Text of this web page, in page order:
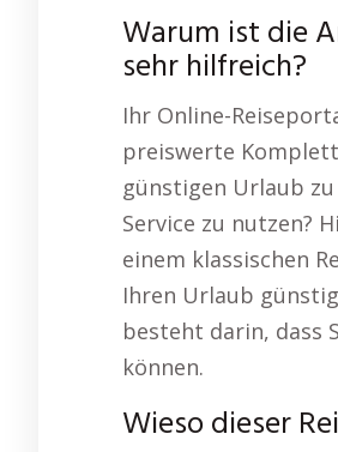
Warum ist die
sehr hilfreich?
Ihr Online-
preiswerte
günstigen Urlaub
Service zu nutzen?
einem klassischen
Ihren Urlaub
besteht darin, dass
können.
Wieso dieser